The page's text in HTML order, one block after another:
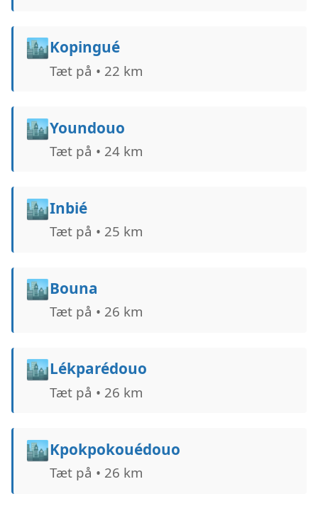
🏙️Kopingué
Tæt på • 22 km
🏙️Youndouo
Tæt på • 24 km
🏙️Inbié
Tæt på • 25 km
🏙️Bouna
Tæt på • 26 km
🏙️Lékparédouo
Tæt på • 26 km
🏙️Kpokpokouédouo
Tæt på • 26 km